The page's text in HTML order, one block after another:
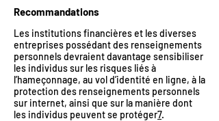
Recommandations
Les institutions financières et les diverses
entreprises possédant des renseignements
personnels devraient davantage sensibiliser
les individus sur les risques liés à
l’hameçonnage, au vol d’identité en ligne, à la
protection des renseignements personnels
sur internet, ainsi que sur la manière dont
les individus peuvent se protéger7.